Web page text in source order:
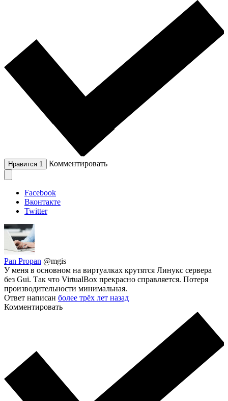
Нравится 1 Комментировать
Facebook
Вконтакте
Twitter
Pan Propan @mgis
У меня в основном на виртуалках крутятся Линукс сервера
без Gui. Так что VirtualBox прекрасно справляется. Потеря
производительности минимальная.
Ответ написан более трёх лет назад
Комментировать